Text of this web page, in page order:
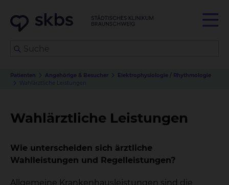
Patienten Angehörige & Besucher
Elektrophysiologie / Rhythmologie
Wahlärztliche Leistungen
Wahlärztliche Leistungen
Wie unterscheiden sich ärztliche
Wahlleistungen und Regelleistungen?
Allgemeine Krankenhausleistungen sind die